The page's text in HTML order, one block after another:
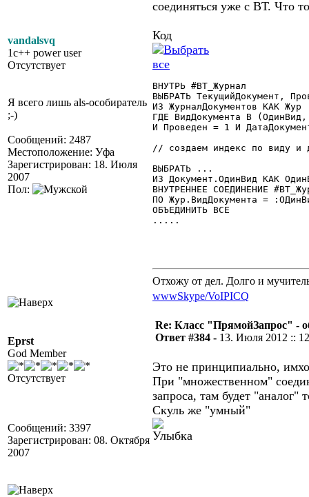
vandalsvq
1c++ power user
Отсутствует
Я всего лишь als-особиратель
;-)
Сообщений: 2487
Местоположение: Уфа
Зарегистрирован: 18. Июля
2007
Пол:
соединяться уже с ВТ. Что
Код
ВНУТРЬ #ВТ_Журнал
ВЫБРАТЬ ТекущийДокумент,
ИЗ ЖурналДокументов КАК Жур
ГДЕ ВидДокумента В
И Проведен = 1 И
// создаем индекс по виду и
ВЫБРАТЬ ...
ИЗ Документ.ОдинВид КАК
ВНУТРЕННЕЕ СОЕДИНЕНИЕ
ПО Жур.ВидДокумента =
ОБЪЕДИНИТЬ ВСЕ
.....
Отхожу от дел. Долго и
wwwSkype/VoIPICQ
Eprst
God Member
Отсутствует
Сообщений: 3397
Зарегистрирован: 08. Октября
2007
Re: Класс "ПрямойЗапрос" -
Ответ #384 - 13. Июля 2012 ::
Это не принципиально, имхо
При "множественном"
запроса, там будет
Скуль же "умный"